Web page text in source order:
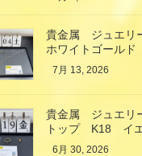
貴金属 ジュエ
ホワイトゴール
7月 13, 2026
貴金属 ジュエ
トップ K18 イ
6月 30, 2026